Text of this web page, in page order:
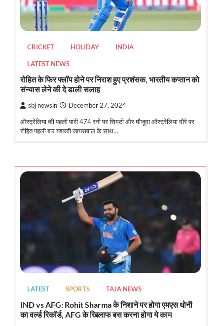
CRICKET HOLIDAY INDIA
LATEST NEWS
रोहित के फिर फ्लॉप होने पर निराश हुए प्रशंसक, भारतीय कप्तान को
संन्यास लेने की दे डाली सलाह
sbj newsin December 27, 2024
ऑस्ट्रेलिया की पहली पारी 474 रनों पर सिमटी और मौजूदा ऑस्ट्रेलिया दौरे पर
रोहित पहली बार यशस्वी जायसवाल के साथ…
LATEST SPORTS TAJA NEWS
IND vs AFG: Rohit Sharma के निशाने पर होगा एमएस धोनी
का वर्ल्‍ड रिकॉर्ड, AFG के खिलाफ बस करना होगा ये काम